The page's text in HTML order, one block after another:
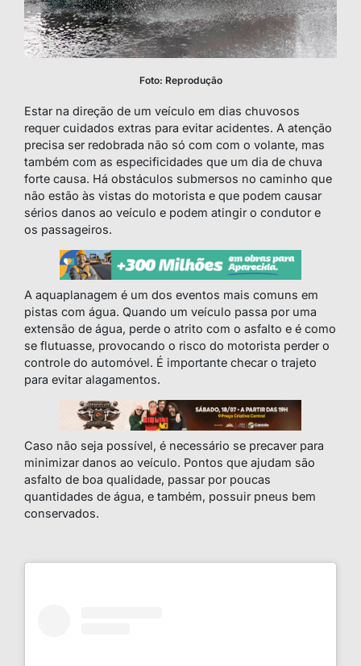
Foto: Reprodução
Estar na direção de um veículo em dias chuvosos
requer cuidados extras para evitar acidentes. A atenção
precisa ser redobrada não só com com o volante, mas
também com as especificidades que um dia de chuva
forte causa. Há obstáculos submersos no caminho que
não estão às vistas do motorista e que podem causar
sérios danos ao veículo e podem atingir o condutor e
os passageiros.
A aquaplanagem é um dos eventos mais comuns em
pistas com água. Quando um veículo passa por uma
extensão de água, perde o atrito com o asfalto e é como
se flutuasse, provocando o risco do motorista perder o
controle do automóvel. É importante checar o trajeto
para evitar alagamentos.
Caso não seja possível, é necessário se precaver para
minimizar danos ao veículo. Pontos que ajudam são
asfalto de boa qualidade, passar por poucas
quantidades de água, e também, possuir pneus bem
conservados.